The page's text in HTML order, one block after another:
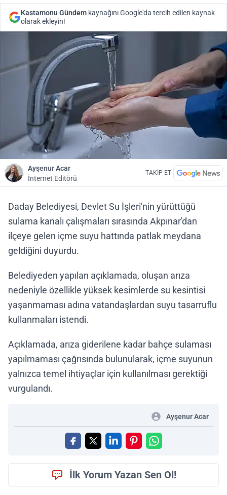
Kastamonu Gündem kaynağını Google'da tercih edilen kaynak
olarak ekleyin!
Ayşenur Acar
İnternet Editörü
TAKİP ET
Daday Belediyesi, Devlet Su İşleri'nin yürüttüğü
sulama kanalı çalışmaları sırasında Akpınar'dan
ilçeye gelen içme suyu hattında patlak meydana
geldiğini duyurdu.
Belediyeden yapılan açıklamada, oluşan arıza
nedeniyle özellikle yüksek kesimlerde su kesintisi
yaşanmaması adına vatandaşlardan suyu tasarruflu
kullanmaları istendi.
Açıklamada, arıza giderilene kadar bahçe sulaması
yapılmaması çağrısında bulunularak, içme suyunun
yalnızca temel ihtiyaçlar için kullanılması gerektiği
vurgulandı.
Ayşenur Acar
İlk Yorum Yazan Sen Ol!